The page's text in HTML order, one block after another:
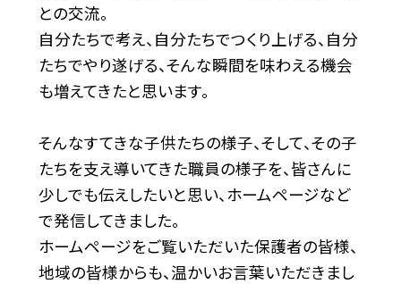
との交流。
自分たちで考え、自分たちでつくり上げる、自分
たちでやり遂げる、そんな瞬間を味わえる機会
も増えてきたと思います。
そんなすてきな子供たちの様子、そして、その子
たちを支え導いてきた職員の様子を、皆さんに
少しでも伝えしたいと思い、ホームページなど
で発信してきました。
ホームページをご覧いただいた保護者の皆様、
地域の皆様からも、温かいお言葉いただきまし